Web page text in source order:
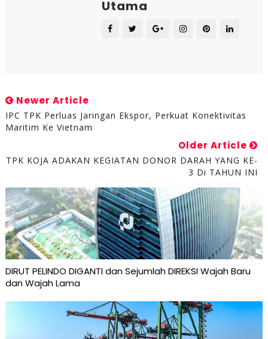
Utama
Newer Article
IPC TPK Perluas Jaringan Ekspor, Perkuat Konektivitas
Maritim Ke Vietnam
Older Article
TPK KOJA ADAKAN KEGIATAN DONOR DARAH YANG KE-
3 Di TAHUN INI
DIRUT PELINDO DIGANTI dan Sejumlah DIREKSI Wajah Baru
dan Wajah Lama